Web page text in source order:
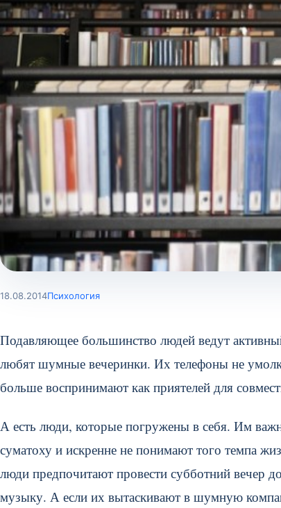
18.08.2014Психология
Подавляющее большинство людей ведут
любят шумные вечеринки. Их телефоны не
больше воспринимают как приятелей для
А есть люди, которые погружены в себя. Им
суматоху и искренне не понимают того темпа
люди предпочитают провести субботний вечер
музыку. А если их вытаскивают в шумную